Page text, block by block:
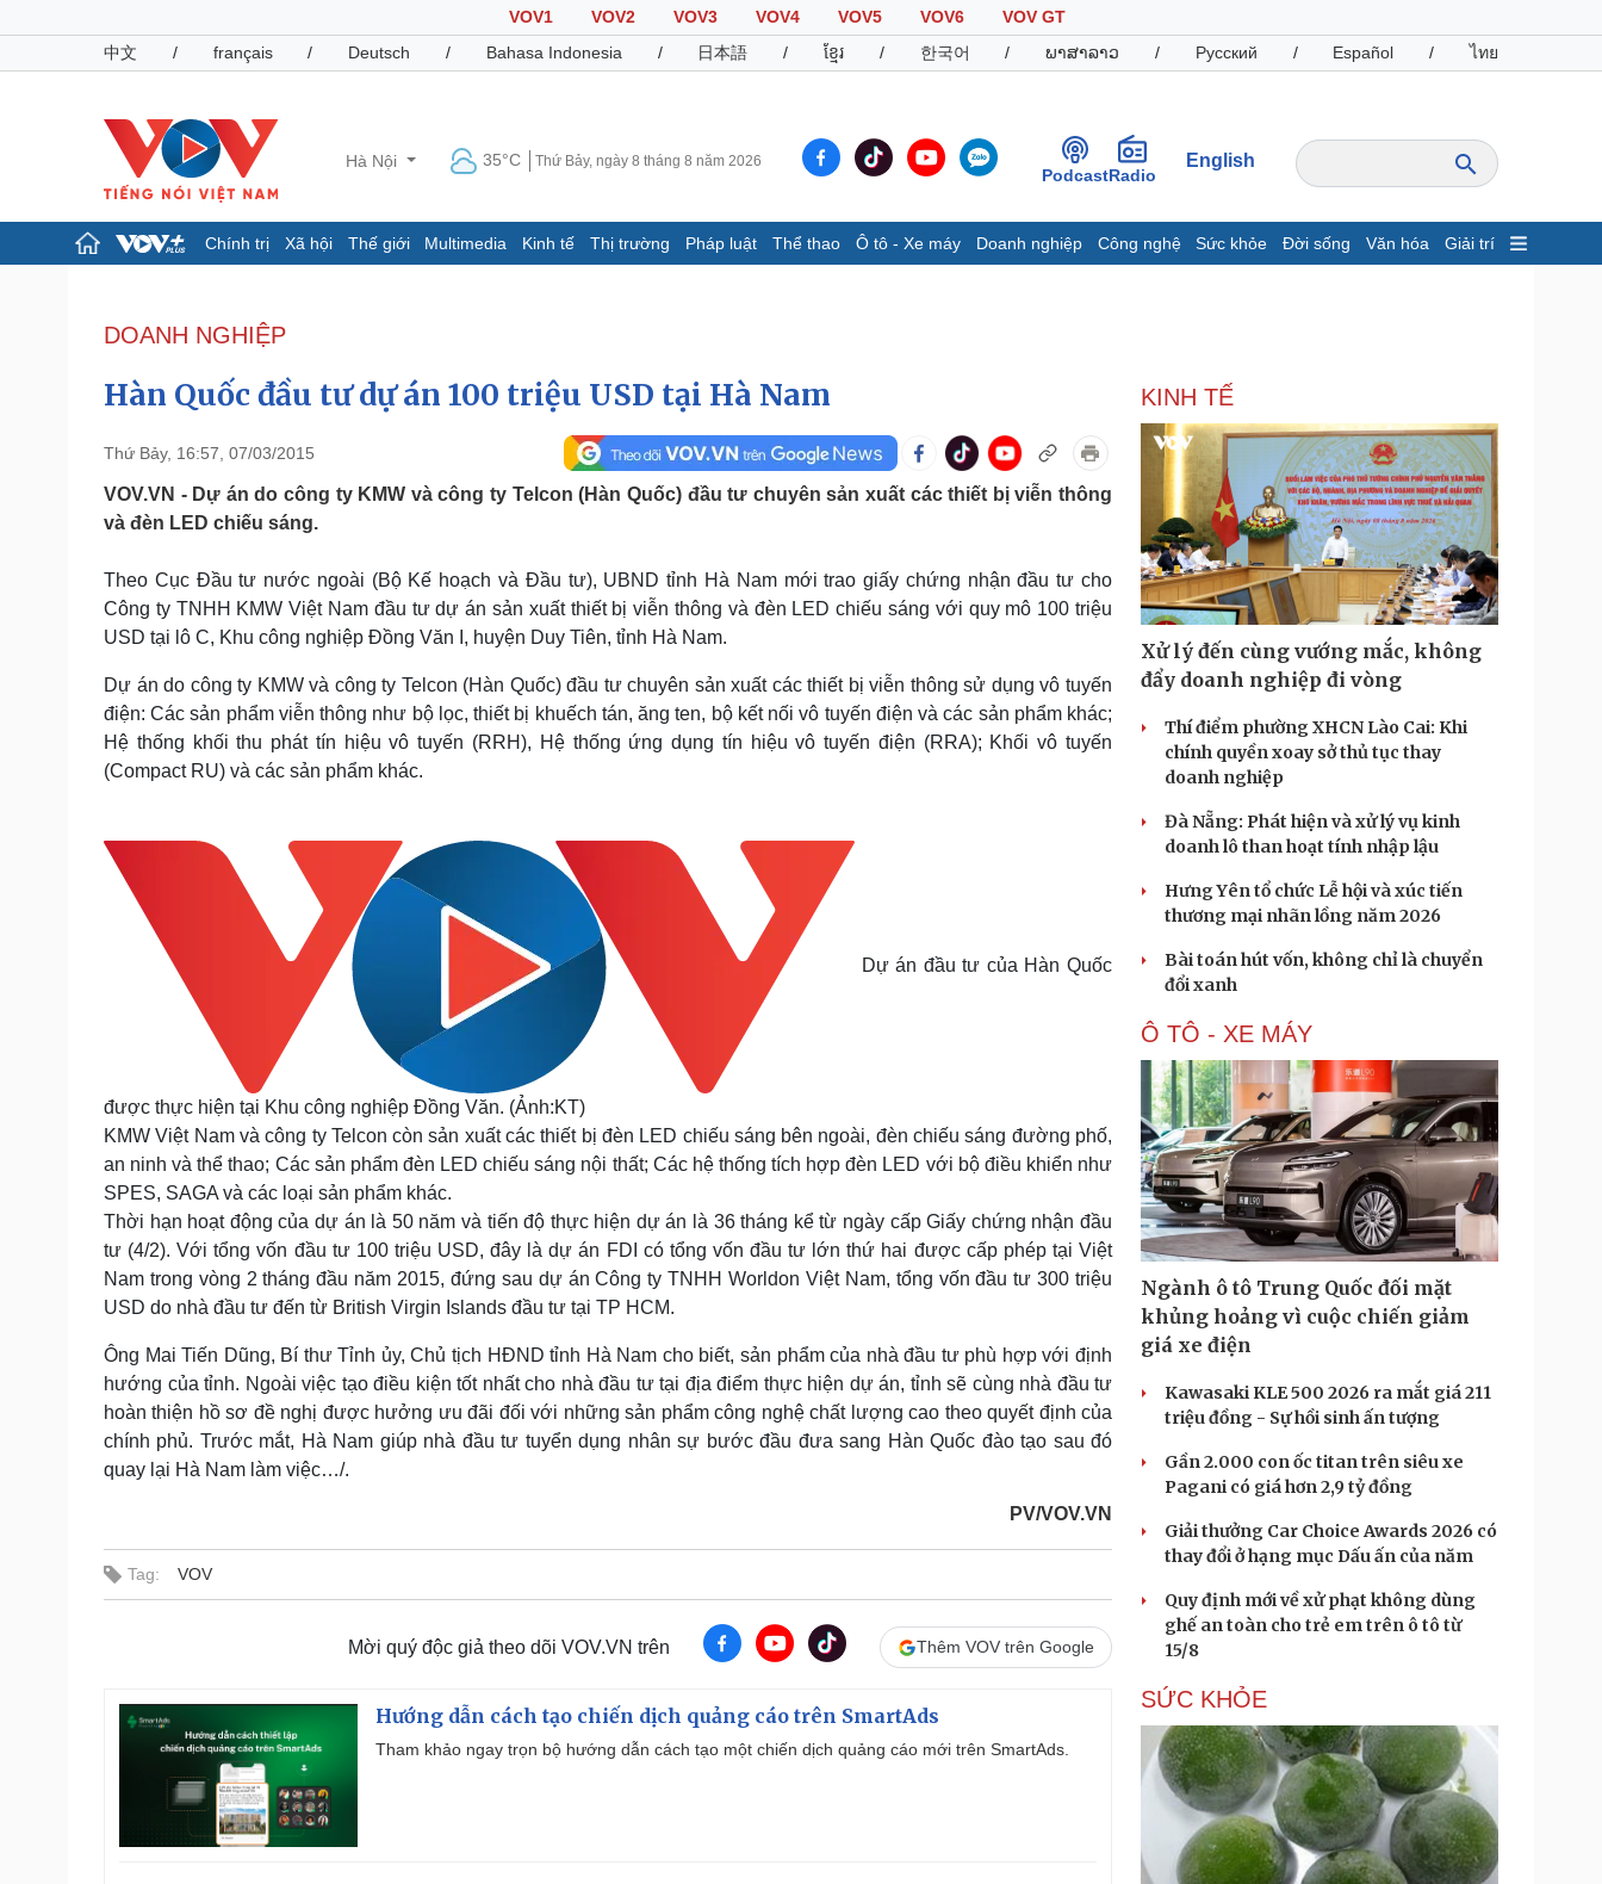
VOV1 VOV2 VOV3 VOV4 VOV5 VOV6
VOV GT
中文
/ français / Deutsch / Bahasa Indonesia / 日本語 / ខ្មែរ / 한국어 / ພາສາລາວ / Русский / Español / ไทย
Hà Nội 35°C Thứ Bảy, ngày 8 tháng 8 năm 2026
PodcastRadio
English
Chính trị Xã hội Thế giới Multimedia Kinh tế Thị trường Pháp luật Thể thao Ô tô - Xe máy Doanh nghiệp Công nghệ Sức khỏe Đời sống Văn hóa Giải trí
Đảng
Tổ chức nhân sự
Nhận diện sự thật
Dấu ấn VOV
Infographic
Giá cà phê
Pháp luật
Vụ án
Tư vấn luật
Quân sự - Quốc phòng
Phân tích
Thể thao
Thế giới thể thao
eSports
Hậu trường
Ô tô - Xe máy
Tư vấn
Doanh nghiệp
Thông tin doanh nghiệp
Doanh nghiệp 24h
Doanh nhân
Vì cộng đồng
Công nghệ
Sành điệu
Tin Công nghệ
Trải nghiệm
Chuyển đổi số
Dinh dưỡng - món ngon
Cây thuốc
Sản phụ khoa
Nhi khoa
Phòng mạch online
Ăn sạch sống khỏe
Nhà đẹp
Blog
Tình yêu - Gia đình
Sân khấu - Điện ảnh
Văn học
Âm nhạc
Nghệ sĩ
Thời trang
Sao Việt
Tư vấn
Săn Tour
check-in
Podcast
Câu chuyện thời sự
Đọc truyện đêm khuya
Cửa sổ tình yêu
Cải chính
DOANH NGHIỆP
Hàn Quốc đầu tư dự án 100 triệu USD tại Hà Nam
Thứ Bảy, 16:57, 07/03/2015
VOV.VN - Dự án do công ty KMW và công ty Telcon (Hàn Quốc) đầu tư chuyên sản xuất các thiết bị viễn thông
và đèn LED chiếu sáng.
Theo Cục Đầu tư nước ngoài (Bộ Kế hoạch và Đầu tư), UBND tỉnh Hà Nam mới trao giấy chứng nhận đầu tư cho
Công ty TNHH KMW Việt Nam đầu tư dự án sản xuất thiết bị viễn thông và đèn LED chiếu sáng với quy mô 100 triệu
USD tại lô C, Khu công nghiệp Đồng Văn I, huyện Duy Tiên, tỉnh Hà Nam.
Dự án do công ty KMW và công ty Telcon (Hàn Quốc) đầu tư chuyên sản xuất các thiết bị viễn thông sử dụng vô tuyến
điện: Các sản phẩm viễn thông như bộ lọc, thiết bị khuếch tán, ăng ten, bộ kết nối vô tuyến điện và các sản phẩm khác;
Hệ thống khối thu phát tín hiệu vô tuyến (RRH), Hệ thống ứng dụng tín hiệu vô tuyến điện (RRA); Khối vô tuyến
(Compact RU) và các sản phẩm khác.
Dự án đầu tư của Hàn Quốc
được thực hiện tại Khu công nghiệp Đồng Văn. (Ảnh:KT)
KMW Việt Nam và công ty Telcon còn sản xuất các thiết bị đèn LED chiếu sáng bên ngoài, đèn chiếu sáng đường phố,
an ninh và thể thao; Các sản phẩm đèn LED chiếu sáng nội thất; Các hệ thống tích hợp đèn LED với bộ điều khiển như
SPES, SAGA và các loại sản phẩm khác.
Thời hạn hoạt động của dự án là 50 năm và tiến độ thực hiện dự án là 36 tháng kể từ ngày cấp Giấy chứng nhận đầu
tư (4/2). Với tổng vốn đầu tư 100 triệu USD, đây là dự án FDI có tổng vốn đầu tư lớn thứ hai được cấp phép tại Việt
Nam trong vòng 2 tháng đầu năm 2015, đứng sau dự án Công ty TNHH Worldon Việt Nam, tổng vốn đầu tư 300 triệu
USD do nhà đầu tư đến từ British Virgin Islands đầu tư tại TP HCM.
Ông Mai Tiến Dũng, Bí thư Tỉnh ủy, Chủ tịch HĐND tỉnh Hà Nam cho biết, sản phẩm của nhà đầu tư phù hợp với định
hướng của tỉnh. Ngoài việc tạo điều kiện tốt nhất cho nhà đầu tư tại địa điểm thực hiện dự án, tỉnh sẽ cùng nhà đầu tư
hoàn thiện hồ sơ đề nghị được hưởng ưu đãi đối với những sản phẩm công nghệ chất lượng cao theo quyết định của
chính phủ. Trước mắt, Hà Nam giúp nhà đầu tư tuyển dụng nhân sự bước đầu đưa sang Hàn Quốc đào tạo sau đó
quay lại Hà Nam làm việc…/.
PV/VOV.VN
Tag: VOV
Mời quý độc giả theo dõi VOV.VN trên Thêm VOV trên Google
Hướng dẫn cách tạo chiến dịch quảng cáo trên SmartAds
Tham khảo ngay trọn bộ hướng dẫn cách tạo một chiến dịch quảng cáo mới trên SmartAds.
KINH TẾ
Xử lý đến cùng vướng mắc, không
đẩy doanh nghiệp đi vòng
Thí điểm phường XHCN Lào Cai: Khi
chính quyền xoay sở thủ tục thay
doanh nghiệp
Đà Nẵng: Phát hiện và xử lý vụ kinh
doanh lô than hoạt tính nhập lậu
Hưng Yên tổ chức Lễ hội và xúc tiến
thương mại nhãn lồng năm 2026
Bài toán hút vốn, không chỉ là chuyển
đổi xanh
Ô TÔ - XE MÁY
Ngành ô tô Trung Quốc đối mặt
khủng hoảng vì cuộc chiến giảm
giá xe điện
Kawasaki KLE 500 2026 ra mắt giá 211
triệu đồng - Sự hồi sinh ấn tượng
Gần 2.000 con ốc titan trên siêu xe
Pagani có giá hơn 2,9 tỷ đồng
Giải thưởng Car Choice Awards 2026 có
thay đổi ở hạng mục Dấu ấn của năm
Quy định mới về xử phạt không dùng
ghế an toàn cho trẻ em trên ô tô từ
15/8
SỨC KHỎE